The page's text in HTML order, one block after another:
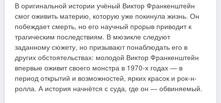
В оригинальной истории учёный Виктор Франкенштейн
смог оживить материю, которую уже покинула жизнь. Он
побеждает смерть, но его научный прорыв приводит к
трагическим последствиям. В мюзикле следуют
заданному сюжету, но призывают понаблюдать его в
других обстоятельствах: молодой Виктор Франкенштейн
впервые оживит своего монстра в 1970-х годах — в
период открытий и возможностей, ярких красок и рок-н-
ролла. А история начнётся с суда, где он — обвиняемый.